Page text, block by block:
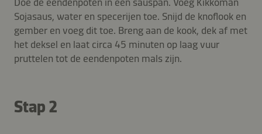
Sojasaus, water en specerijen toe. Snijd de knoflook en
gember en voeg dit toe. Breng aan de kook, dek af met
het deksel en laat circa 45 minuten op laag vuur
pruttelen tot de eendenpoten mals zijn.
Stap 2